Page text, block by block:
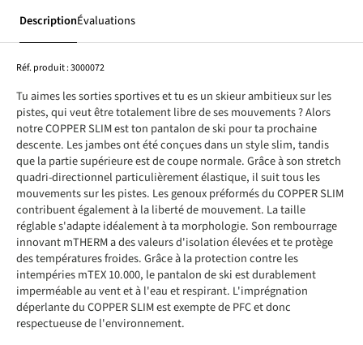
DescriptionÉvaluations
Réf. produit :3000072
Tu aimes les sorties sportives et tu es un skieur ambitieux sur les
pistes, qui veut être totalement libre de ses mouvements ? Alors
notre COPPER SLIM est ton pantalon de ski pour ta prochaine
descente. Les jambes ont été conçues dans un style slim, tandis
que la partie supérieure est de coupe normale. Grâce à son stretch
quadri-directionnel particulièrement élastique, il suit tous les
mouvements sur les pistes. Les genoux préformés du COPPER SLIM
contribuent également à la liberté de mouvement. La taille
réglable s'adapte idéalement à ta morphologie. Son rembourrage
innovant mTHERM a des valeurs d'isolation élevées et te protège
des températures froides. Grâce à la protection contre les
intempéries mTEX 10.000, le pantalon de ski est durablement
imperméable au vent et à l'eau et respirant. L'imprégnation
déperlante du COPPER SLIM est exempte de PFC et donc
respectueuse de l'environnement.